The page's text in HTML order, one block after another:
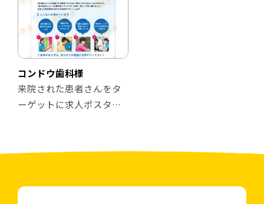
けではなくバナー・デジ
タルサイネージの横展開
を実施。患者さんへの認
知度をアップさせること
ができました。
コンドウ歯科様
来院された患者さんをタ
ーゲットに求人ポスター
と、求める人物像の意図
た。